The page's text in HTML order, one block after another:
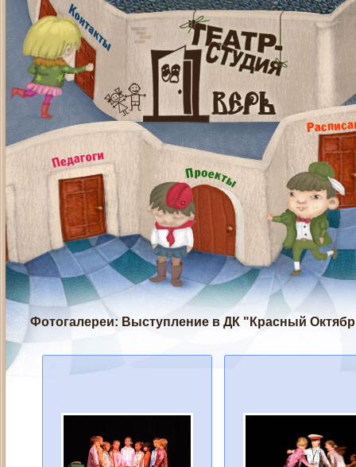
Фотогалереи: Выступление в ДК "Красный